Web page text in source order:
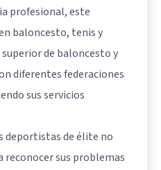
profesional, este
baloncesto, tenis y
de baloncesto y
diferentes federaciones
sus servicios
deportistas de élite no
reconocer sus problemas